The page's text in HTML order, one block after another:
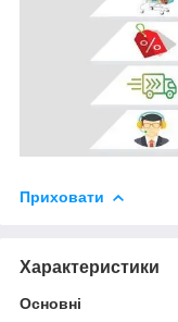
Приховати
Характеристики
Основні